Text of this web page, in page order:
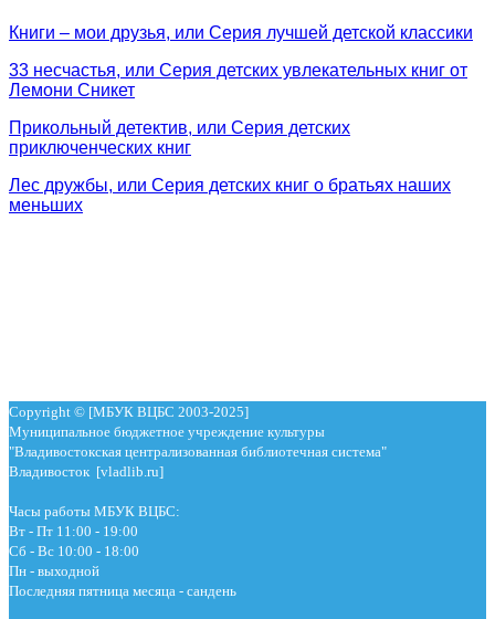
Книги – мои друзья, или Серия лучшей детской классики
33 несчастья, или Серия детских увлекательных книг от
Лемони Сникет
Прикольный детектив, или Серия детских
приключенческих книг
Лес дружбы, или Серия детских книг о братьях наших
меньших
Copyright © [МБУК ВЦБС 2003-2025]
Муниципальное бюджетное учреждение культуры
"Владивостокская централизованная библиотечная система"
Владивосток [vladlib.ru]
Часы работы МБУК ВЦБС:
Вт - Пт 11:00 - 19:00
Сб - Вс 10:00 - 18:00
Пн - выходной
Последняя пятница месяца - сандень